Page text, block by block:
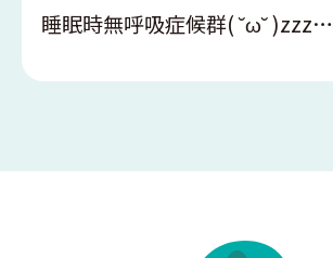
睡眠時無呼吸症候群( ˘ω˘ )zzz…